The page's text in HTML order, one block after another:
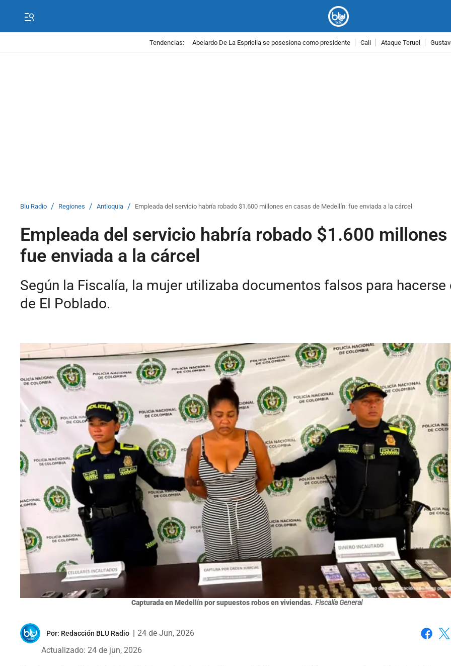
Tendencias: Abelardo De La Espriella se posesiona como presidente Cali Ataque Teruel
Blu Radio / Regiones / Antioquia / Empleada del servicio habría robado $1.600 millones en casas de Medellín: fue enviada a la cárcel
Empleada del servicio habría robado $1.600
fue enviada a la cárcel
Según la Fiscalía, la mujer utilizaba documentos falsos para
de El Poblado.
Capturada en Medellín por supuestos robos en viviendas. Fiscalía General
Por: Redacción BLU Radio
24 de Jun, 2026
Actualizado: 24 de jun, 2026